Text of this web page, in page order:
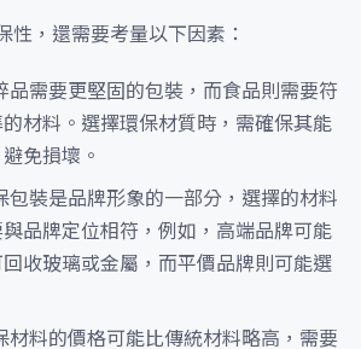
性，還需要考量以下因素：
品需要更堅固的包裝，而食品則需要符
材料。選擇環保材質時，需確保其能
免損壞。
包裝是品牌形象的一部分，選擇的材料
品牌定位相符，例如，高端品牌可能
收玻璃或金屬，而平價品牌則可能選
材料的價格可能比傳統材料略高，需要